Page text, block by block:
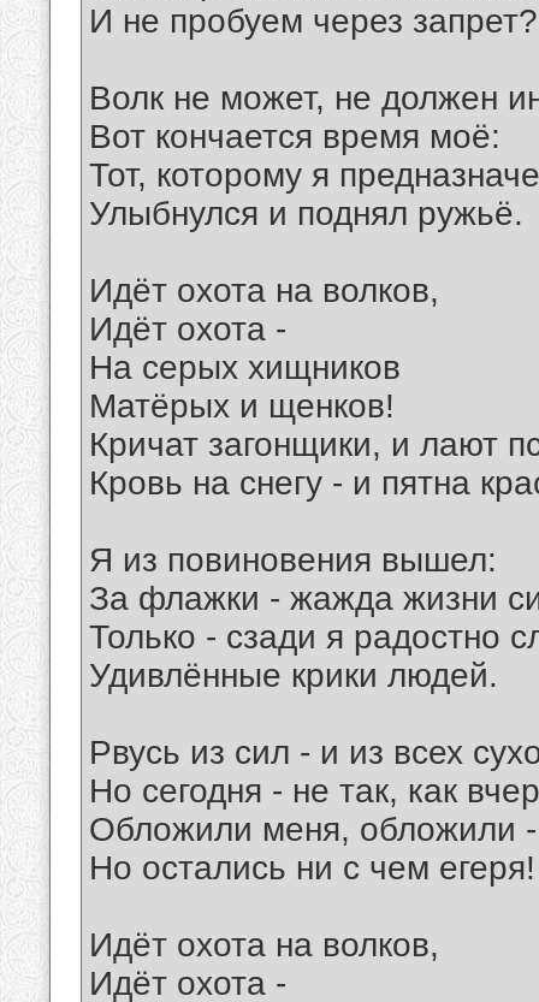
И не пробуем через
Волк не может, не должен
Вот кончается время моё:
Тот, которому я
Улыбнулся и поднял ружьё.
Идёт охота на волков,
Идёт охота -
На серых хищников
Матёрых и щенков!
Кричат загонщики, и лают
Кровь на снегу - и пятна
Я из повиновения вышел:
За флажки - жажда жизни
Только - сзади я радостно
Удивлённые крики людей.
Рвусь из сил - и из всех
Но сегодня - не так, как
Обложили меня, обложили -
Но остались ни с чем егеря!
Идёт охота на волков,
Идёт охота -